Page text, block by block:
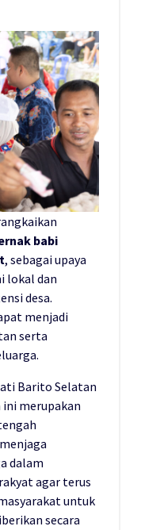
babi
, sebagai upaya
lokal dan
desa.
menjadi
serta
Barito Selatan
merupakan
dalam
agar terus
untuk
secara